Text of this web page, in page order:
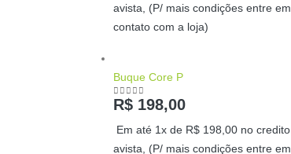
avista, (P/ mais condições entre em
contato com a loja)
Buque Core P
0out of 5
R$ 198,00
Em até 1x de R$ 198,00 no credito
avista, (P/ mais condições entre em